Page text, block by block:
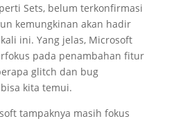
Sets, belum terkonfirmasi
kemungkinan akan hadir
ini. Yang jelas, Microsoft
pada penambahan fitur
glitch dan bug
kita temui.
tampaknya masih fokus